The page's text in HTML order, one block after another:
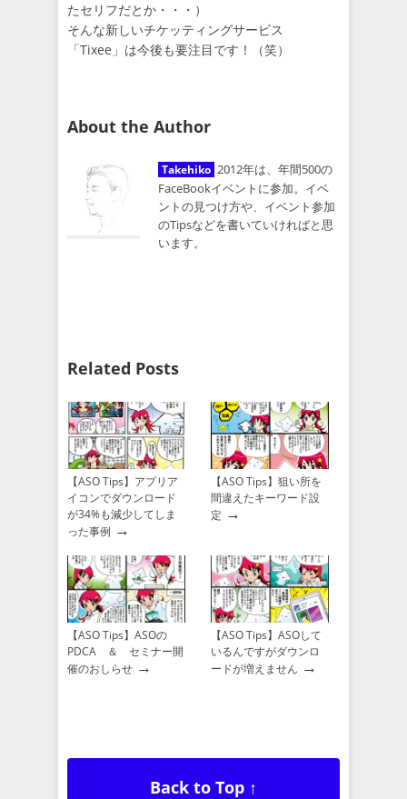
たセリフだとか・・・）
そんな新しいチケッティングサービス
「Tixee」は今後も要注目です！（笑）
About the Author
Takehiko 2012年は、年間500の
FaceBookイベントに参加。イベ
ントの見つけ方や、イベント参加
のTipsなどを書いていければと思
います。
Related Posts
【ASO Tips】アプリア
イコンでダウンロード
が34%も減少してしま
った事例 →
【ASO Tips】狙い所を
間違えたキーワード設
定 →
【ASO Tips】ASOの
PDCA ＆ セミナー開
催のおしらせ →
【ASO Tips】ASOして
いるんですがダウンロ
ードが増えません →
Back to Top ↑